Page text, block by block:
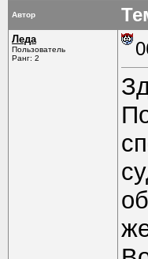
Автор
Леда
Пользователь
Ранг: 2